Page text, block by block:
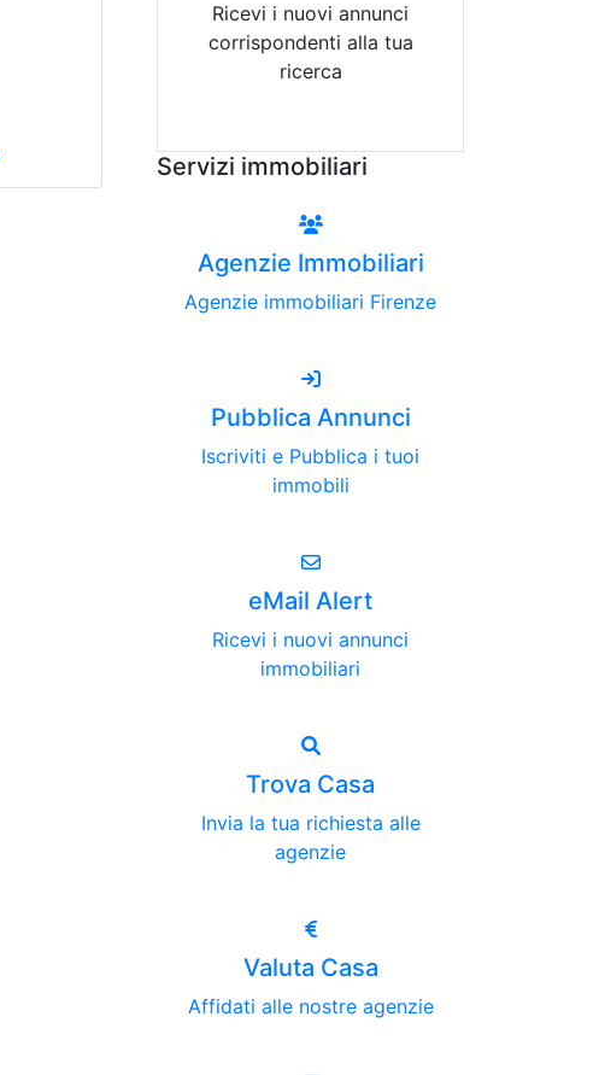
Ricevi i nuovi annunci
corrispondenti alla tua
ricerca
Servizi immobiliari
Agenzie Immobiliari
Agenzie immobiliari Firenze
Pubblica Annunci
Iscriviti e Pubblica i tuoi
immobili
eMail Alert
Ricevi i nuovi annunci
immobiliari
Trova Casa
Invia la tua richiesta alle
agenzie
Valuta Casa
Affidati alle nostre agenzie